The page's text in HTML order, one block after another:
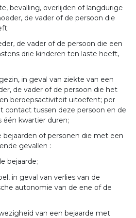
bevalling, overlijden of langdurige
de vader of de persoon die
de vader of de persoon die een
drie kinderen ten laste heeft,
in geval van ziekte van een
de vader of de persoon die het
beroepsactiviteit uitoefent; per
contact tussen deze persoon en de
één kwartier duren;
bejaarden of personen die met een
gevallen :
bejaarde;
in geval van verlies van de
autonomie van de ene of de
van een bejaarde met